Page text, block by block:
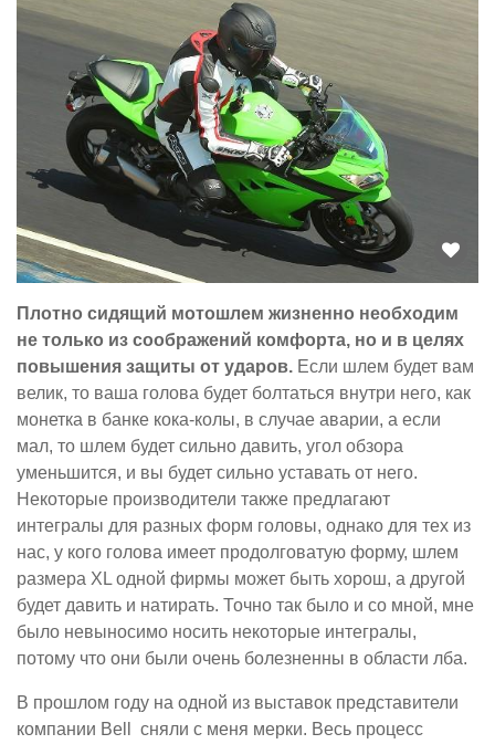
Плотно сидящий мотошлем жизненно необходим
не только из соображений комфорта, но и в целях
повышения защиты от ударов. Если шлем будет вам
велик, то ваша голова будет болтаться внутри него, как
монетка в банке кока-колы, в случае аварии, а если
мал, то шлем будет сильно давить, угол обзора
уменьшится, и вы будет сильно уставать от него.
Некоторые производители также предлагают
интегралы для разных форм головы, однако для тех из
нас, у кого голова имеет продолговатую форму, шлем
размера XL одной фирмы может быть хорош, а другой
будет давить и натирать. Точно так было и со мной, мне
было невыносимо носить некоторые интегралы,
потому что они были очень болезненны в области лба.
В прошлом году на одной из выставок представители
компании Bell сняли с меня мерки. Весь процесс